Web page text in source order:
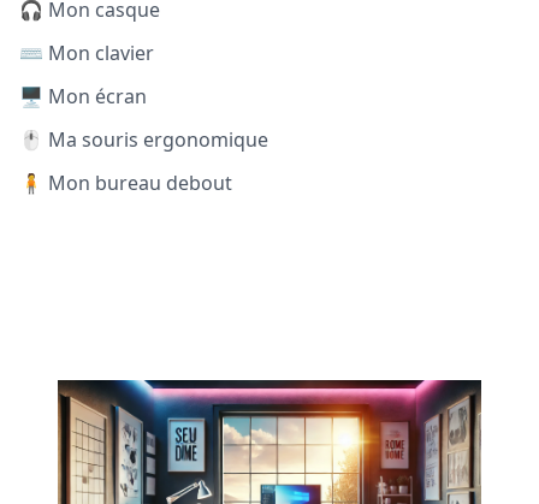
🎧 Mon casque
⌨️ Mon clavier
🖥️ Mon écran
🖱️ Ma souris ergonomique
🧍 Mon bureau debout